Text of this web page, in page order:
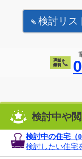
検討リス
検討中や
検討中の住宅（0
検討したい住宅